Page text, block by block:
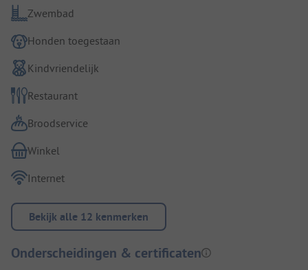
Zwembad
Honden toegestaan
Kindvriendelijk
Restaurant
Broodservice
Winkel
Internet
Bekijk alle 12 kenmerken
Onderscheidingen & certificaten